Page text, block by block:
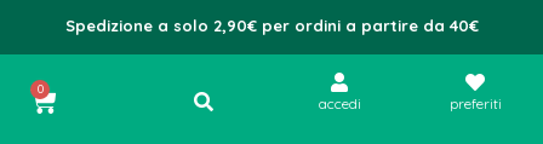
Spedizione a solo 2,90€ per ordini a partire da 40€
0
accedi preferiti